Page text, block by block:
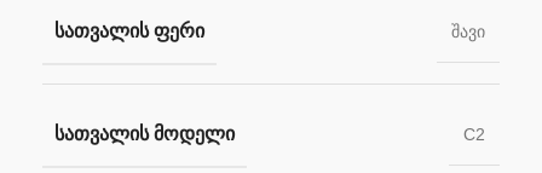
ᲡᲐᲗᲕᲐᲚᲘᲡ ᲤᲔᲠᲘ შავი
ᲡᲐᲗᲕᲐᲚᲘᲡ ᲛᲝᲓᲔᲚᲘ C2